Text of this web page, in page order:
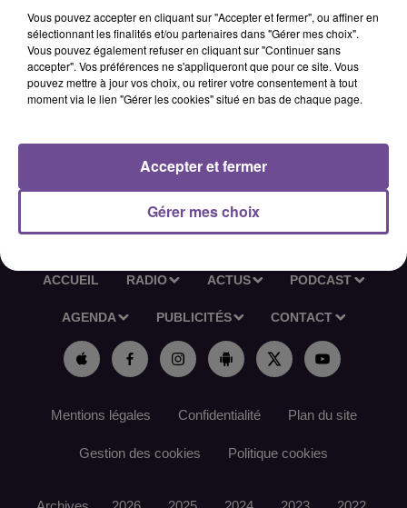
respect des protocoles d'hygiène et de sécurité. Maintenir un
environnement propre et accueillant pour tous. Expérience
dans le nettoyage (souhaitée, mais non-obligatoire). Sérieux,
rigueur et sens du détail. Bonne condition physique pour
effectuer les tâches demandées. Capacité à travailler de
Référence de l’offre France Travail : 190BFYQ
ACCUEIL RADIO ACTUS PODCAST
AGENDA PUBLICITÉS CONTACT
Mentions légales Confidentialité Plan du site
Gestion des cookies Politique cookies
Vous pouvez accepter en cliquant sur "Accepter et fermer", ou affiner en
sélectionnant les finalités et/ou partenaires dans "Gérer mes choix".
Vous pouvez également refuser en cliquant sur "Continuer sans
accepter". Vos préférences ne s'appliqueront que pour ce site. Vous
pouvez mettre à jour vos choix, ou retirer votre consentement à tout
moment via le lien "Gérer les cookies" situé en bas de chaque page.
Gérer mes choix
Accepter et fermer